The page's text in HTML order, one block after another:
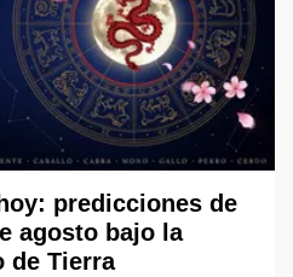
predicciones de
agosto bajo la
de Tierra